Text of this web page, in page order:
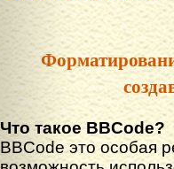
Что такое BBCode?
BBCode это особая